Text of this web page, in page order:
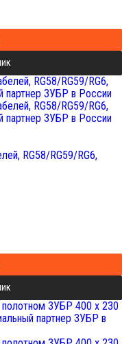
RG58/RG59/RG6,